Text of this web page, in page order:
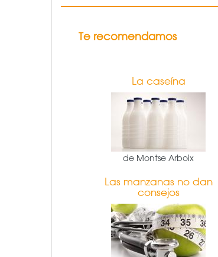
Te recomendamos
La caseína
de Montse Arboix
Las manzanas no dan
consejos